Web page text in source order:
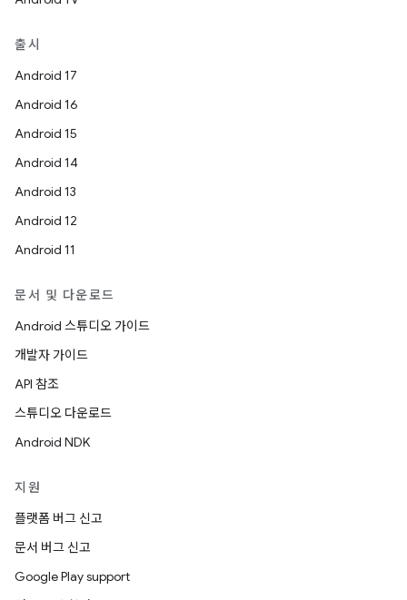
출시
Android 17
Android 16
Android 15
Android 14
Android 13
Android 12
Android 11
문서 및 다운로드
Android 스튜디오 가이드
개발자 가이드
API 참조
스튜디오 다운로드
Android NDK
지원
플랫폼 버그 신고
문서 버그 신고
Google Play support